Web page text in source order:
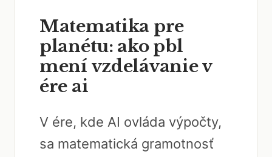
Matematika pre
planétu: ako pbl
mení vzdelávanie v
ére ai
V ére, kde AI ovláda výpočty,
sa matematická gramotnosť